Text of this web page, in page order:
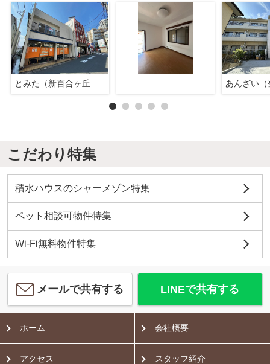
とみた（新百合ヶ丘店） あんざい（
こだわり特集
積水ハウスのシャーメゾン特集
ペット相談可物件特集
Wi-Fi無料物件特集
メールで共有する LINEで共有する
ホーム 会社概要
アクセス スタッフ紹介